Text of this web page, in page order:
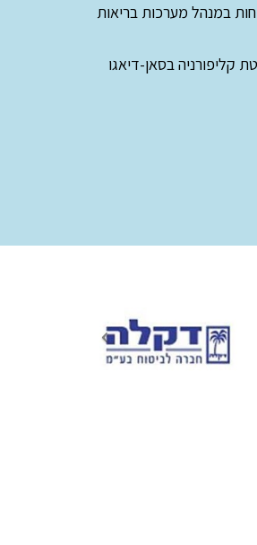
במנהל מערכות בריאות
קליפורניה בסאן-דיאגו